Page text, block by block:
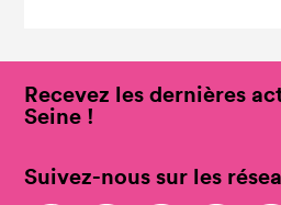
Recevez les dernières
Seine !
Suivez-nous sur les